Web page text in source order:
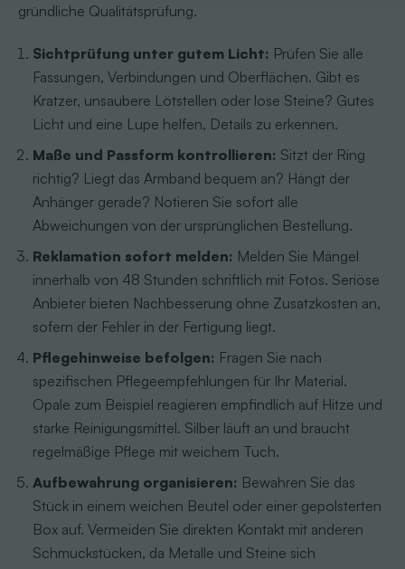
gründliche Qualitätsprüfung.
Sichtprüfung unter gutem Licht: Prüfen Sie alle
Fassungen, Verbindungen und Oberflächen. Gibt es
Kratzer, unsaubere Lötstellen oder lose Steine? Gutes
Licht und eine Lupe helfen, Details zu erkennen.
Maße und Passform kontrollieren: Sitzt der Ring
richtig? Liegt das Armband bequem an? Hängt der
Anhänger gerade? Notieren Sie sofort alle
Abweichungen von der ursprünglichen Bestellung.
Reklamation sofort melden: Melden Sie Mängel
innerhalb von 48 Stunden schriftlich mit Fotos. Seriöse
Anbieter bieten Nachbesserung ohne Zusatzkosten an,
sofern der Fehler in der Fertigung liegt.
Pflegehinweise befolgen: Fragen Sie nach
spezifischen Pflegeempfehlungen für Ihr Material.
Opale zum Beispiel reagieren empfindlich auf Hitze und
starke Reinigungsmittel. Silber läuft an und braucht
regelmäßige Pflege mit weichem Tuch.
Aufbewahrung organisieren: Bewahren Sie das
Stück in einem weichen Beutel oder einer gepolsterten
Box auf. Vermeiden Sie direkten Kontakt mit anderen
Schmuckstücken, da Metalle und Steine sich